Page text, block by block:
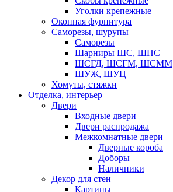
Уголки крепежные
Оконная фурнитура
Саморезы, шурупы
Саморезы
Шарниры ШС, ШПС
ШСГД, ШСГМ, ШСММ
ШУЖ, ШУЦ
Хомуты, стяжки
Отделка, интерьер
Двери
Входные двери
Двери распродажа
Межкомнатные двери
Дверные короба
Доборы
Наличники
Декор для стен
Картины